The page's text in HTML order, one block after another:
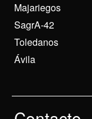
Majariegos
SagrA-42
Toledanos
Ávila